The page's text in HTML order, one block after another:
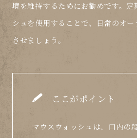
境を維持するためにお勧めです。定
シュを使用することで、日常のオ
させましょう。
ここがポイント
マウスウォッシュは、口内の